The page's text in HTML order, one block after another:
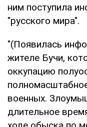
ним поступила
"русского мира".
"(Появилась
жителе Бучи,
оккупацию
военных.
длительное